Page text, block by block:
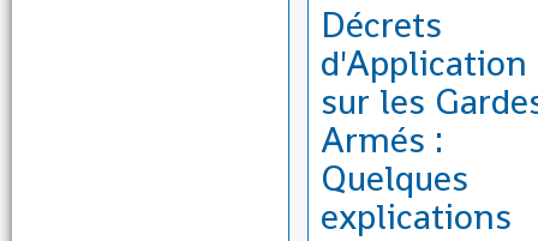
Décrets
d'Application
sur les
Armés :
Quelques
explications